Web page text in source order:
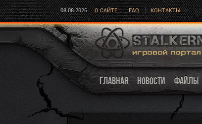
08.08.2026 О САЙТЕ FAQ КОНТАКТЫ
ГЛАВНАЯ НОВОСТИ ФАЙЛЫ